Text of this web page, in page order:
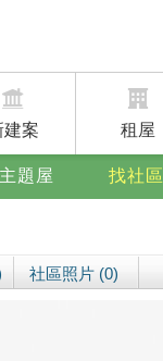
建案 租屋
題屋 找社區
社區照片 (0)